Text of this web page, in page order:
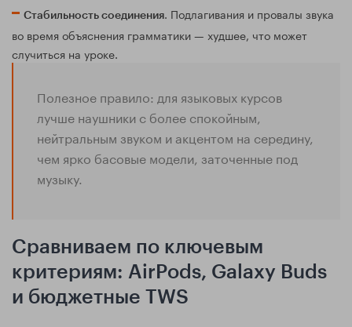
Стабильность соединения. Подлагивания и провалы звука
во время объяснения грамматики — худшее, что может
случиться на уроке.
Полезное правило: для языковых курсов
лучше наушники с более спокойным,
нейтральным звуком и акцентом на середину,
чем ярко басовые модели, заточенные под
музыку.
Сравниваем по ключевым
критериям: AirPods, Galaxy Buds
и бюджетные TWS